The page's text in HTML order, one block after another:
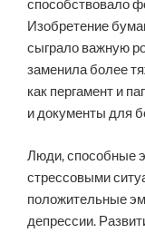
способствовало
Изобретение
сыграло важную
заменила более
как пергамент и
и документы для
Люди, способные
стрессовыми
положительные
депрессии.